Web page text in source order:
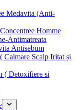
Medavita (Anti-
Homme
Antimatreata
Antisebum
Calmare Scalp Iritat și
( Detoxifiere si